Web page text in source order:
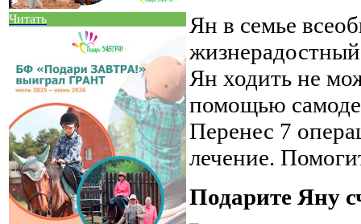
Читать
Ян в семье
Ян ходить не
помощью
Перенес 7
лечение.
Подарите Яну